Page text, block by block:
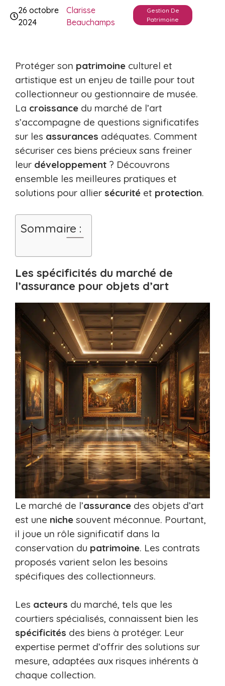
26 octobre
2024
Clarisse
Beauchamps
Gestion De
Patrimoine
Protéger son patrimoine culturel et
artistique est un enjeu de taille pour tout
collectionneur ou gestionnaire de musée.
La croissance du marché de l’art
s’accompagne de questions significatifes
sur les assurances adéquates. Comment
sécuriser ces biens précieux sans freiner
leur développement ? Découvrons
ensemble les meilleures pratiques et
solutions pour allier sécurité et protection.
Sommaire :
Les spécificités du marché de
l’assurance pour objets d’art
Le marché de l’assurance des objets d’art
est une niche souvent méconnue. Pourtant,
il joue un rôle significatif dans la
conservation du patrimoine. Les contrats
proposés varient selon les besoins
spécifiques des collectionneurs.
Les acteurs du marché, tels que les
courtiers spécialisés, connaissent bien les
spécificités des biens à protéger. Leur
expertise permet d’offrir des solutions sur
mesure, adaptées aux risques inhérents à
chaque collection.